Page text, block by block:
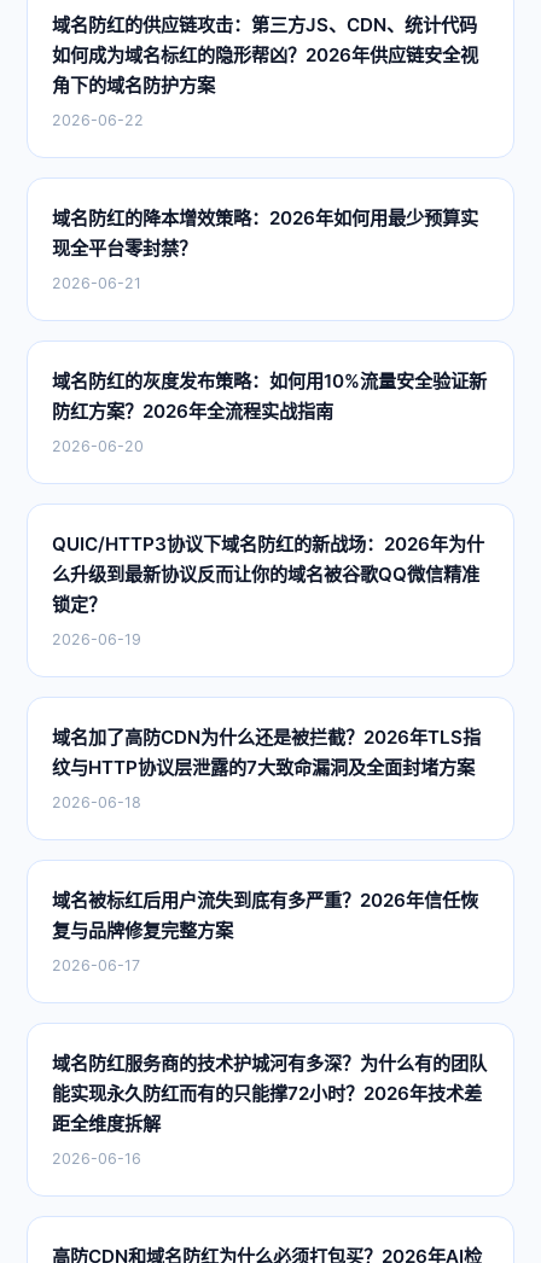
域名防红的供应链攻击：第三方JS、CDN、统计代码
如何成为域名标红的隐形帮凶？2026年供应链安全视
角下的域名防护方案
2026-06-22
域名防红的降本增效策略：2026年如何用最少预算实
现全平台零封禁？
2026-06-21
域名防红的灰度发布策略：如何用10%流量安全验证新
防红方案？2026年全流程实战指南
2026-06-20
QUIC/HTTP3协议下域名防红的新战场：2026年为什
么升级到最新协议反而让你的域名被谷歌QQ微信精准
锁定？
2026-06-19
域名加了高防CDN为什么还是被拦截？2026年TLS指
纹与HTTP协议层泄露的7大致命漏洞及全面封堵方案
2026-06-18
域名被标红后用户流失到底有多严重？2026年信任恢
复与品牌修复完整方案
2026-06-17
域名防红服务商的技术护城河有多深？为什么有的团队
能实现永久防红而有的只能撑72小时？2026年技术差
距全维度拆解
2026-06-16
高防CDN和域名防红为什么必须打包买？2026年AI检